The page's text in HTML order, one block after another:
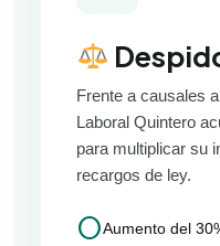
Frente a causales
Laboral Quintero
para multiplicar su
recargos de ley.
circleAumento del